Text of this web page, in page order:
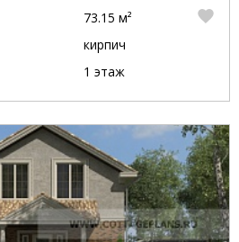
73.15 м²
кирпич
1 этаж